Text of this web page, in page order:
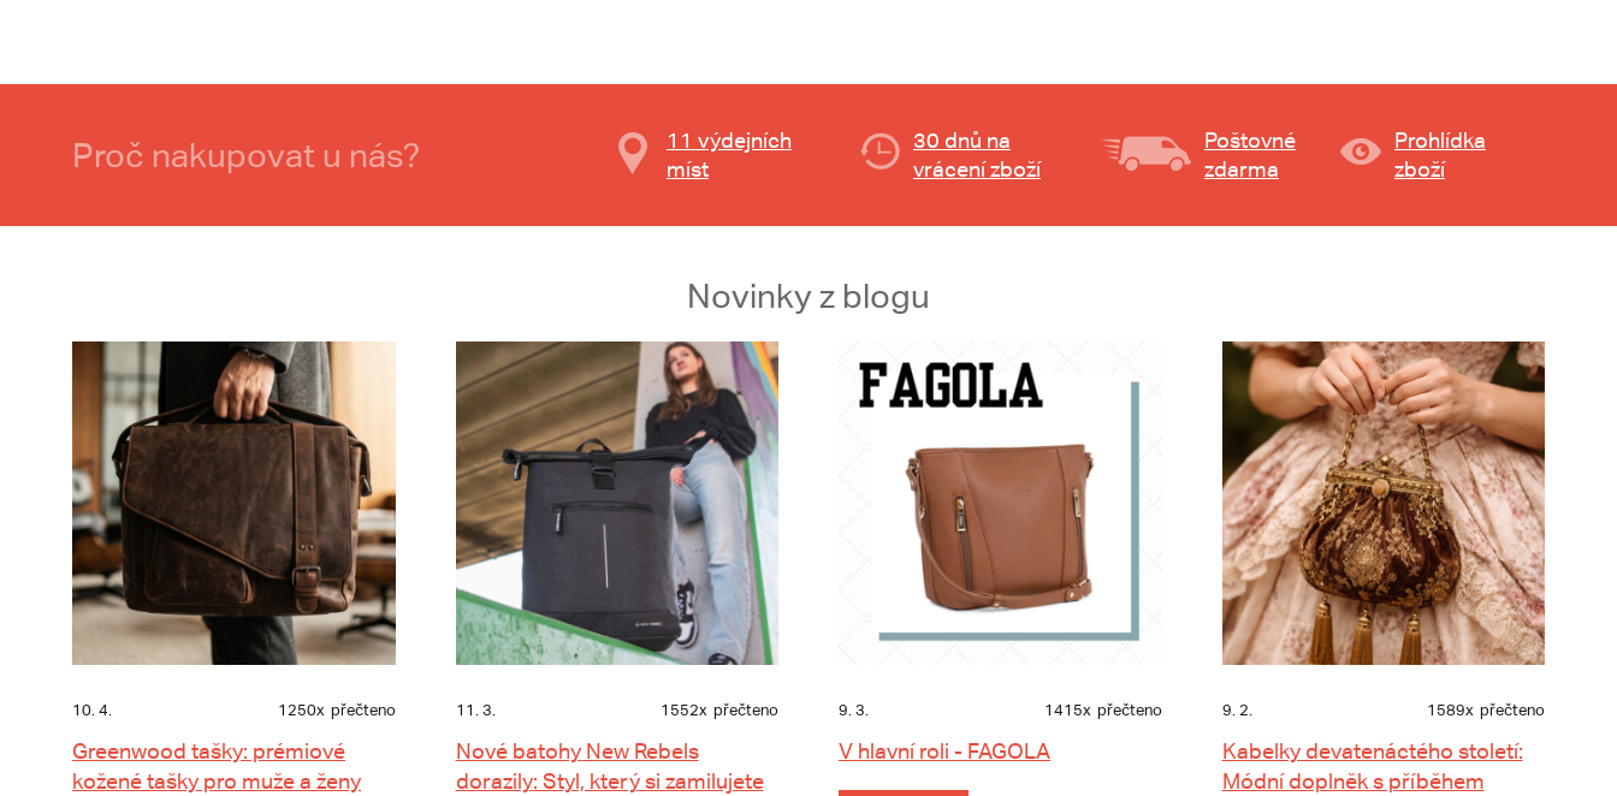
Proč nakupovat u nás?
11 výdejních
míst
30 dnů na
vrácení zboží
Poštovné
zdarma
Prohlídka
zboží
Novinky z blogu
10. 4. 1250x přečteno
Greenwood tašky: prémiové
kožené tašky pro muže a ženy
11. 3. 1552x přečteno
Nové batohy New Rebels
dorazily: Styl, který si zamilujete
9. 3. 1415x přečteno
V hlavní roli - FAGOLA
9. 2. 1589x přečteno
Kabelky devatenáctého století:
Módní doplněk s příběhem